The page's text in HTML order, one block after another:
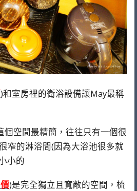
)和室房裡的衛浴設備讓May最稱
個空間最精簡，往往只有一個很
窄的淋浴間(因為大浴池很多就
小的
)是完全獨立且寬敞的空間，梳